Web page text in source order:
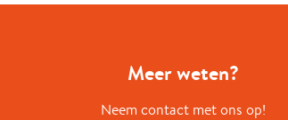
Meer weten?
Neem contact met ons op!